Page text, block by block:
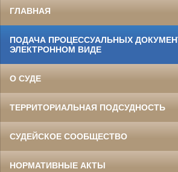
ГЛАВНАЯ
ПОДАЧА ПРОЦЕССУАЛЬНЫХ
ЭЛЕКТРОННОМ ВИДЕ
О СУДЕ
ТЕРРИТОРИАЛЬНАЯ ПОДСУДНОСТЬ
СУДЕЙСКОЕ СООБЩЕСТВО
НОРМАТИВНЫЕ АКТЫ